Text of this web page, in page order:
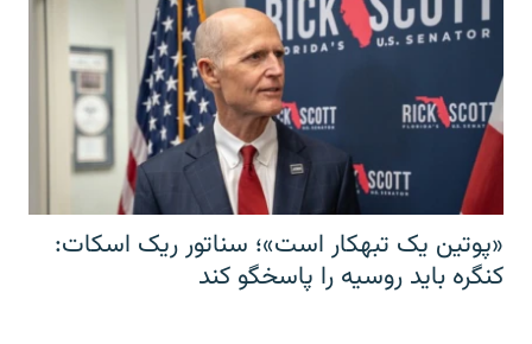
«پوتین یک تبهکار است»؛ سناتور ریک اسکات:
کنگره باید روسیه را پاسخگو کند